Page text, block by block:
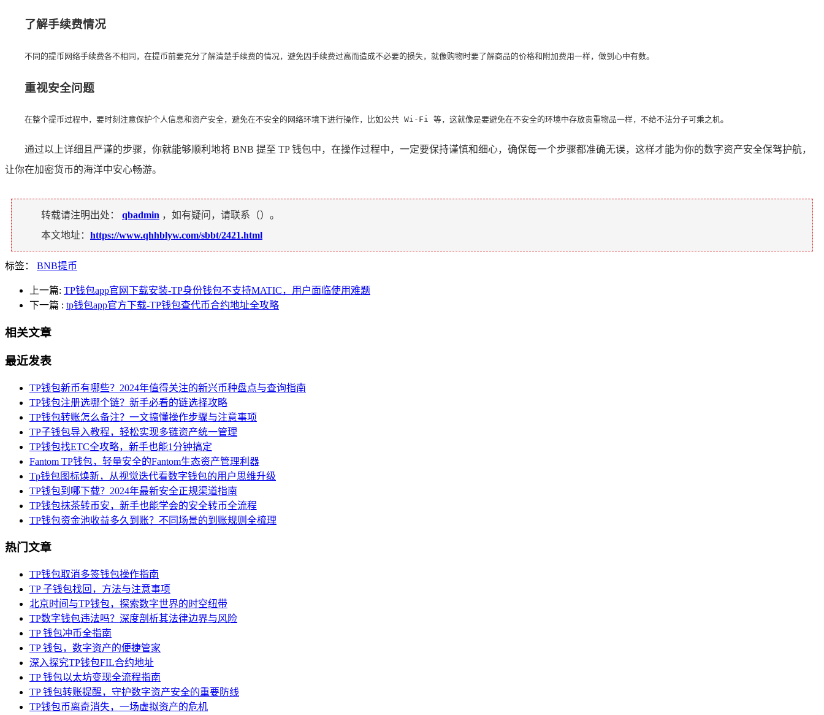
了解手续费情况
不同的提币网络手续费各不相同，在提币前要充分了解清楚手续费的情况，避免因手续费过高而造成不必要的损失，就像购物时要了解商品的价格和附加费用一样，做到心中有数。
重视安全问题
在整个提币过程中，要时刻注意保护个人信息和资产安全，避免在不安全的网络环境下进行操作，比如公共 Wi-Fi 等，这就像是要避免在不安全的环境中存放贵重物品一样，不给不法分子可乘之机。
通过以上详细且严谨的步骤，你就能够顺利地将 BNB 提至 TP 钱包中，在操作过程中，一定要保持谨慎和细心，确保每一个步骤都准确无误，这样才能为你的数字资产安全保驾护航，
让你在加密货币的海洋中安心畅游。
转载请注明出处： qbadmin ，如有疑问，请联系（）。
本文地址： https://www.qhhblyw.com/sbbt/2421.html
标签： BNB提币
上一篇: TP钱包app官网下载安装-TP身份钱包不支持MATIC，用户面临使用难题
下一篇 : tp钱包app官方下载-TP钱包查代币合约地址全攻略
相关文章
最近发表
TP钱包新币有哪些？2024年值得关注的新兴币种盘点与查询指南
TP钱包注册选哪个链？新手必看的链选择攻略
TP钱包转账怎么备注？一文搞懂操作步骤与注意事项
TP子钱包导入教程，轻松实现多链资产统一管理
TP钱包找ETC全攻略，新手也能1分钟搞定
Fantom TP钱包，轻量安全的Fantom生态资产管理利器
Tp钱包图标焕新，从视觉迭代看数字钱包的用户思维升级
TP钱包到哪下载？2024年最新安全正规渠道指南
TP钱包抹茶转币安，新手也能学会的安全转币全流程
TP钱包资金池收益多久到账？不同场景的到账规则全梳理
热门文章
TP钱包取消多签钱包操作指南
TP 子钱包找回，方法与注意事项
北京时间与TP钱包，探索数字世界的时空纽带
TP数字钱包违法吗？深度剖析其法律边界与风险
TP 钱包冲币全指南
TP 钱包，数字资产的便捷管家
深入探究TP钱包FIL合约地址
TP 钱包以太坊变现全流程指南
TP 钱包转账提醒，守护数字资产安全的重要防线
TP钱包币离奇消失，一场虚拟资产的危机